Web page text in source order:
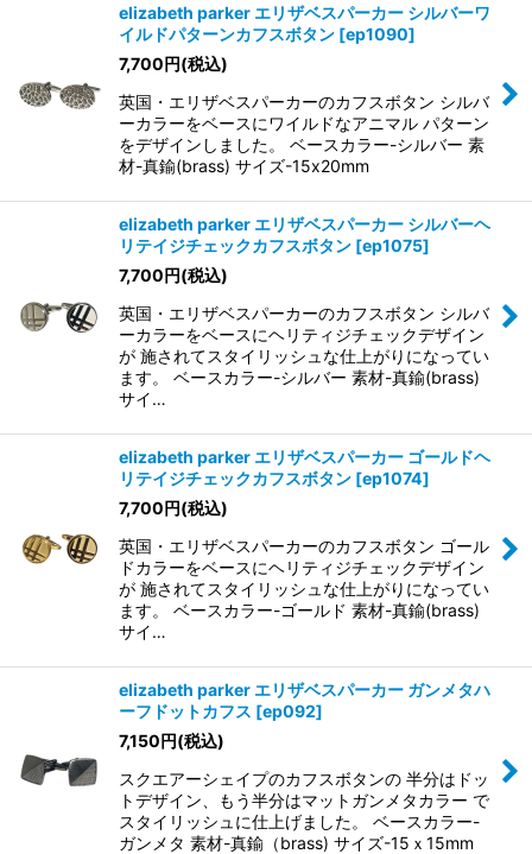
elizabeth parker エリザベスパーカー シルバーワ
イルドパターンカフスボタン [ep1090]
7,700円(税込)
英国・エリザベスパーカーのカフスボタン シルバ
ーカラーをベースにワイルドなアニマル パターン
をデザインしました。 ベースカラー-シルバー 素
材-真鍮(brass) サイズ-15x20mm
elizabeth parker エリザベスパーカー シルバーヘ
リテイジチェックカフスボタン [ep1075]
7,700円(税込)
英国・エリザベスパーカーのカフスボタン シルバ
ーカラーをベースにヘリティジチェックデザイン
が 施されてスタイリッシュな仕上がりになってい
ます。 ベースカラー-シルバー 素材-真鍮(brass)
サイ…
elizabeth parker エリザベスパーカー ゴールドヘ
リテイジチェックカフスボタン [ep1074]
7,700円(税込)
英国・エリザベスパーカーのカフスボタン ゴール
ドカラーをベースにヘリティジチェックデザイン
が 施されてスタイリッシュな仕上がりになってい
ます。 ベースカラー-ゴールド 素材-真鍮(brass)
サイ…
elizabeth parker エリザベスパーカー ガンメタハ
ーフドットカフス [ep092]
7,150円(税込)
スクエアーシェイプのカフスボタンの 半分はドッ
トデザイン、もう半分はマットガンメタカラー で
スタイリッシュに仕上げました。 ベースカラー-
ガンメタ 素材-真鍮（brass) サイズ-15ｘ15mm